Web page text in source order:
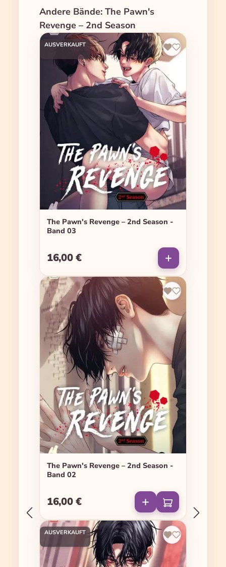
Produktgalerie überspringen
Andere Bände: The Pawn's
Revenge – 2nd Season
AUSVERKAUFT
The Pawn's Revenge – 2nd Season -
Band 03
Regulärer Preis:
16,00 €
The Pawn's Revenge – 2nd Season -
Band 02
Regulärer Preis:
16,00 €
AUSVERKAUFT